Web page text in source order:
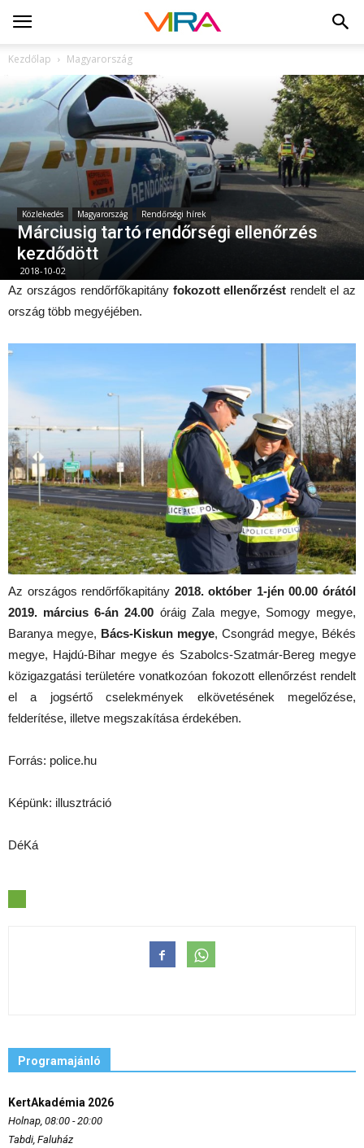
Kezdőlap Magyarország
Közlekedés Magyarország Rendőrségi hírek
Márciusig tartó rendőrségi ellenőrzés
kezdődött
2018-10-02
Az országos rendőrfőkapitány fokozott ellenőrzést rendelt el az
ország több megyéjében.
Az országos rendőrfőkapitány 2018. október 1-jén 00.00 órától
2019. március 6-án 24.00 óráig Zala megye, Somogy megye,
Baranya megye, Bács-Kiskun megye, Csongrád megye, Békés
megye, Hajdú-Bihar megye és Szabolcs-Szatmár-Bereg megye
közigazgatási területére vonatkozóan fokozott ellenőrzést rendelt
el a jogsértő cselekmények elkövetésének megelőzése,
felderítése, illetve megszakítása érdekében.
Forrás: police.hu
Képünk: illusztráció
DéKá
Programajánló
KertAkadémia 2026
Holnap, 08:00 - 20:00
Tabdi, Faluház